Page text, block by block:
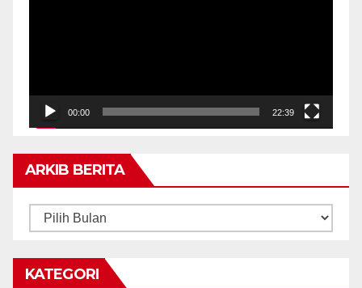
00:00 22:39
ARKIB BERITA
ARKIB
KATEGORI